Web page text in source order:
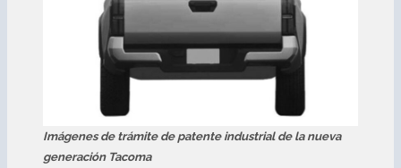
Imágenes de trámite de patente industrial de la nueva
generación Tacoma